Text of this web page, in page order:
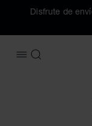
Disfrute de
ABRIR MENÚ
BUSCAR